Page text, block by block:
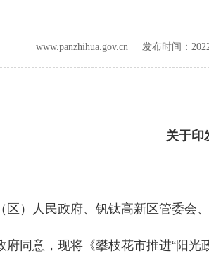
www.panzhihua.gov.cn 发布时间：
关于印发
）人民政府、钒钛高新区管委会、
意，现将《攀枝花市推进“阳光